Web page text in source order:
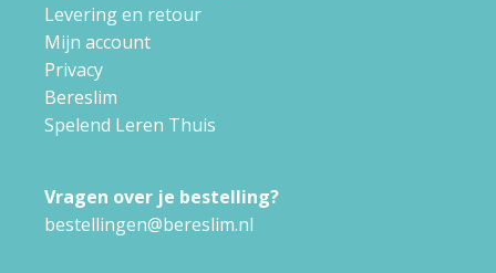
Levering en retour
Mijn account
Privacy
Bereslim
Spelend Leren Thuis
Vragen over je bestelling?
bestellingen@bereslim.nl